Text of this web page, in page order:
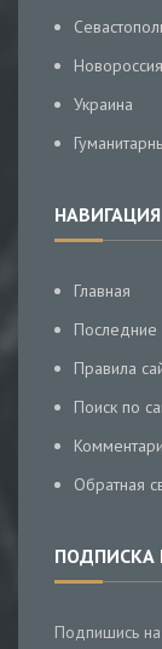
Новороссия
Украина
НАВИГАЦИЯ
Главная
Последние
Правила
Поиск по
Обратная
ПОДПИСКА
Подпишись